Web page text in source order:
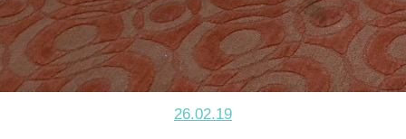
26.02.19